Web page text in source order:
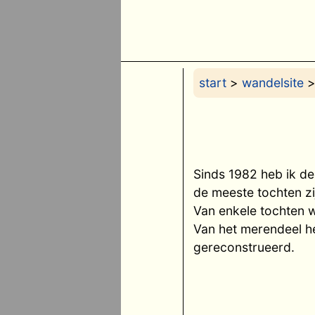
start >wandelsite
Sinds 1982 heb ik
de meeste tochten
Van enkele tochten
Van het merendeel
gereconstrueerd.